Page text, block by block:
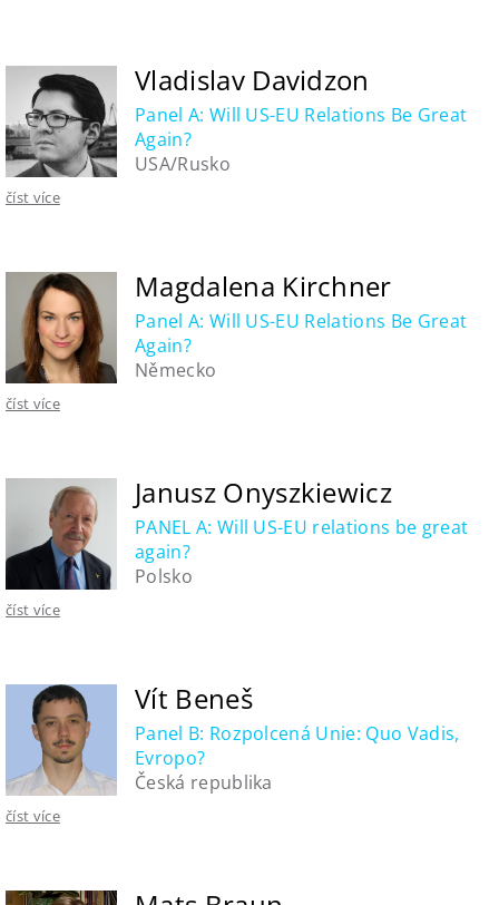
Vladislav Davidzon
Panel A: Will US-EU Relations Be Great
Again?
USA/Rusko
číst více
Magdalena Kirchner
Panel A: Will US-EU Relations Be Great
Again?
Německo
číst více
Janusz Onyszkiewicz
PANEL A: Will US-EU relations be great
again?
Polsko
číst více
Vít Beneš
Panel B: Rozpolcená Unie: Quo Vadis,
Evropo?
Česká republika
číst více